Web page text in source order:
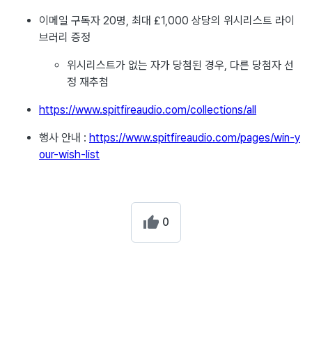
이메일 구독자 20명, 최대 £1,000 상당의 위시리스트 라이
브러리 증정
위시리스트가 없는 자가 당첨된 경우, 다른 당첨자 선
정 재추첨
https://www.spitfireaudio.com/collections/all
행사 안내 : https://www.spitfireaudio.com/pages/win-y
our-wish-list
0